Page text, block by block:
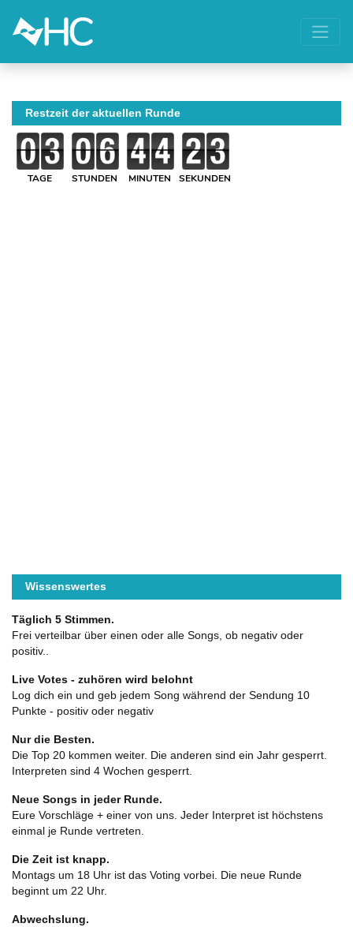
Restzeit der aktuellen Runde
TAGE STUNDEN MINUTEN SEKUNDEN
Wissenswertes
Täglich 5 Stimmen.
Frei verteilbar über einen oder alle Songs, ob negativ oder
positiv..
Live Votes - zuhören wird belohnt
Log dich ein und geb jedem Song während der Sendung 10
Punkte - positiv oder negativ
Nur die Besten.
Die Top 20 kommen weiter. Die anderen sind ein Jahr gesperrt.
Interpreten sind 4 Wochen gesperrt.
Neue Songs in jeder Runde.
Eure Vorschläge + einer von uns. Jeder Interpret ist höchstens
einmal je Runde vertreten.
Die Zeit ist knapp.
Montags um 18 Uhr ist das Voting vorbei. Die neue Runde
beginnt um 22 Uhr.
Abwechslung.